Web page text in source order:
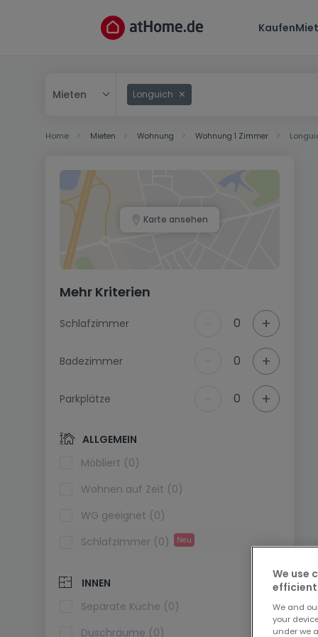
Kaufen
Mieten Longuich
Home Mieten Wohnung Wohnung 1 Zimmer
Karte ansehen
Mehr Kriterien
Schlafzimmer 0 +
Badezimmer 0 +
Parkplätze 0 +
ALLGEMEIN
Möbliert (0)
Wohnen auf Zeit (0)
WG geeignet (0)
Schlafzimmer (0)
Neu
INNEN
Separate Küche (0)
Duschräume (0)
We use
We and
your
under we